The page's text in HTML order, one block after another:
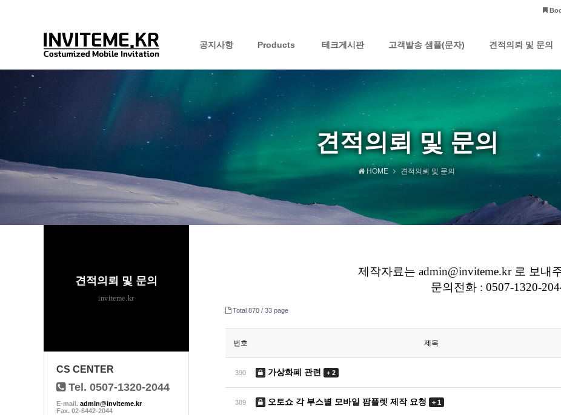
공지사항 Products 테크게시판 고객발송 샘플(문자) 견적의뢰 및 문의
하위분류
견적의뢰 및 문의
HOME 견적의뢰 및 문의
제작자료는 admin@inviteme.kr 로 보내
문의전화 : 0507-1320-
Total 870 / 33 page
번호 제목
390 가상화폐 관련 + 2
389 오토쇼 각 부스별 모바일 팜플렛 제작 요청 + 1
견적의뢰 및 문의
inviteme.kr
CS CENTER
Tel. 0507-1320-2044
E-mail. admin@inviteme.kr
Fax. 02-6442-2044